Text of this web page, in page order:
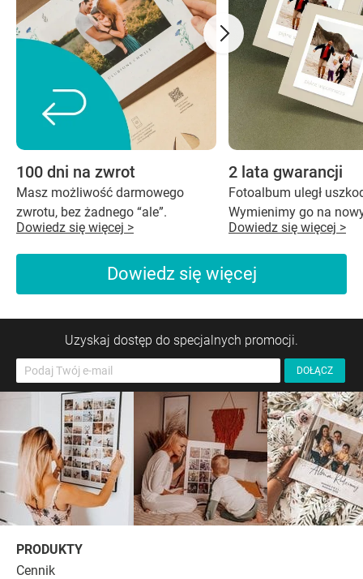
100 dni na zwrot
Masz możliwość darmowego
zwrotu, bez żadnego “ale”.
Dowiedz się więcej >
2 lata gwarancji
Fotoalbum uległ
Wymienimy go na
Dowiedz się więcej >
Dowiedz się więcej
Uzyskaj dostęp do specjalnych promocji.
PRODUKTY
Cennik